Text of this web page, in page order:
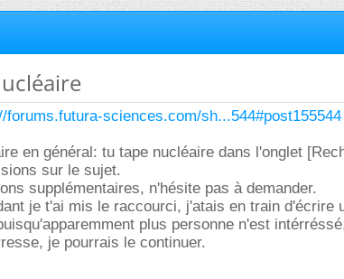
forums.futura-sciences.com/sh...544#post155544
en général: tu tape nucléaire dans l'onglet
sur le sujet.
supplémentaires, n'hésite pas à demander.
je t'ai mis le raccourci, j'atais en train d'écrire
plus personne n'est
je pourrais le continuer.